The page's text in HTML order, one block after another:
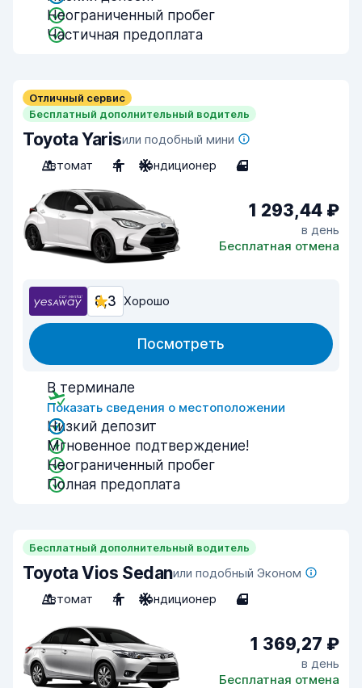
Неограниченный пробег
Частичная предоплата
Отличный сервис
Бесплатный дополнительный водитель
Toyota Yarisили подобный мини
Автомат
4 Кондиционер 4
1 293,44 ₽
в день
Бесплатная отмена
8,3 Хорошо
Посмотреть
В терминале
Показать сведения о местоположении
Низкий депозит
Мгновенное подтверждение!
Неограниченный пробег
Полная предоплата
Бесплатный дополнительный водитель
Toyota Vios Sedanили подобный Эконом
Автомат
4 Кондиционер 4
1 369,27 ₽
в день
Бесплатная отмена